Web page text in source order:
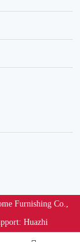
Furnishing Co.,
Huazhi